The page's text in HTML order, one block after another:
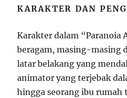
KARAKTER DAN
Karakter dalam “Paranoia
beragam, masing-masing
latar belakang yang
animator yang terjebak
hingga seorang ibu rumah